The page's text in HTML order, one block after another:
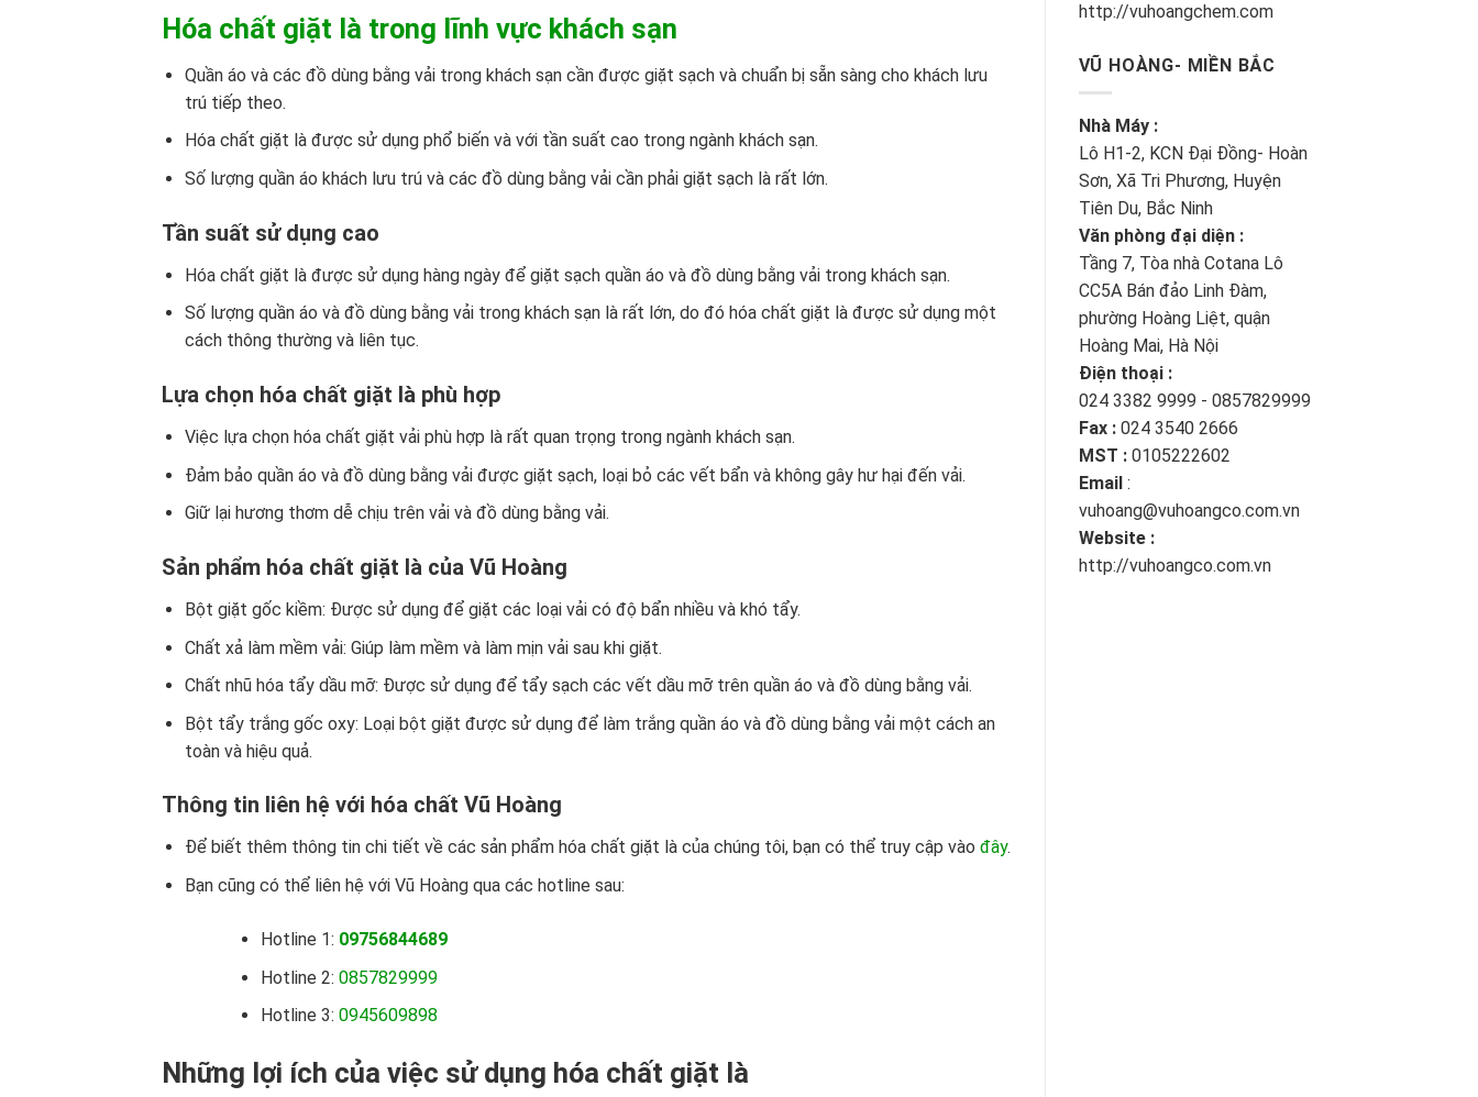
Hóa chất giặt là trong lĩnh vực khách sạn
Quần áo và các đồ dùng bằng vải trong khách sạn cần được giặt sạch và chuẩn bị sẵn sàng cho khách lưu
trú tiếp theo.
Hóa chất giặt là được sử dụng phổ biến và với tần suất cao trong ngành khách sạn.
Số lượng quần áo khách lưu trú và các đồ dùng bằng vải cần phải giặt sạch là rất lớn.
Tần suất sử dụng cao
Hóa chất giặt là được sử dụng hàng ngày để giặt sạch quần áo và đồ dùng bằng vải trong khách sạn.
Số lượng quần áo và đồ dùng bằng vải trong khách sạn là rất lớn, do đó hóa chất giặt là được sử dụng một
cách thông thường và liên tục.
Lựa chọn hóa chất giặt là phù hợp
Việc lựa chọn hóa chất giặt vải phù hợp là rất quan trọng trong ngành khách sạn.
Đảm bảo quần áo và đồ dùng bằng vải được giặt sạch, loại bỏ các vết bẩn và không gây hư hại đến vải.
Giữ lại hương thơm dễ chịu trên vải và đồ dùng bằng vải.
Sản phẩm hóa chất giặt là của Vũ Hoàng
Bột giặt gốc kiềm: Được sử dụng để giặt các loại vải có độ bẩn nhiều và khó tẩy.
Chất xả làm mềm vải: Giúp làm mềm và làm mịn vải sau khi giặt.
Chất nhũ hóa tẩy dầu mỡ: Được sử dụng để tẩy sạch các vết dầu mỡ trên quần áo và đồ dùng bằng vải.
Bột tẩy trắng gốc oxy: Loại bột giặt được sử dụng để làm trắng quần áo và đồ dùng bằng vải một cách an
toàn và hiệu quả.
Thông tin liên hệ với hóa chất Vũ Hoàng
Để biết thêm thông tin chi tiết về các sản phẩm hóa chất giặt là của chúng tôi, bạn có thể truy cập vào đây.
Bạn cũng có thể liên hệ với Vũ Hoàng qua các hotline sau:
Hotline 1: 09756844689
Hotline 2: 0857829999
Hotline 3: 0945609898
Những lợi ích của việc sử dụng hóa chất giặt là
http://vuhoangchem.com
VŨ HOÀNG- MIỀN BẮC
Nhà Máy :
Lô H1-2, KCN Đại Đồng- Hoàn
Sơn, Xã Tri Phương, Huyện
Tiên Du, Bắc Ninh
Văn phòng đại diện :
Tầng 7, Tòa nhà Cotana Lô
CC5A Bán đảo Linh Đàm,
phường Hoàng Liệt, quận
Hoàng Mai, Hà Nội
Điện thoại :
024 3382 9999 - 0857829999
Fax : 024 3540 2666
MST : 0105222602
Email :
vuhoang@vuhoangco.com.vn
Website :
http://vuhoangco.com.vn